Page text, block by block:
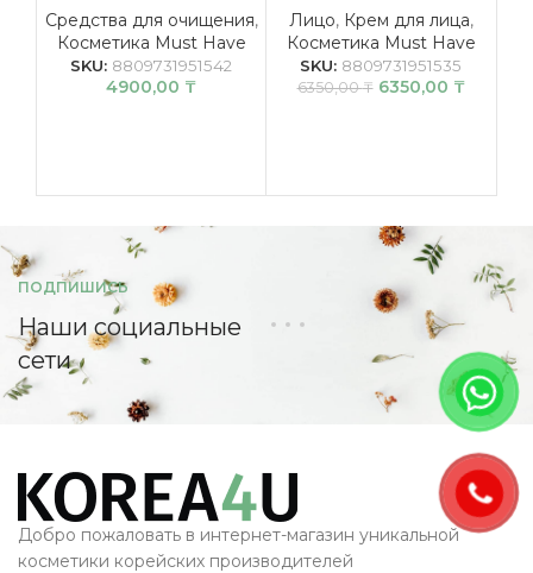
Средства для очищения,
Косметика Must Have
SKU: 8809731951542
4900,00 ₸
Лицо, Крем для лица,
Косметика Must Have
SKU: 8809731951535
6350,00₸ 6350,00 ₸
ПОДПИШИСЬ
Наши социальные
сети
Добро пожаловать в интернет-магазин уникальной
косметики корейских производителей